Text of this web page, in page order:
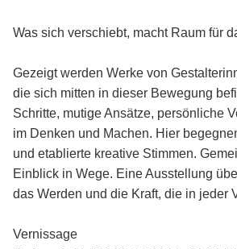
Was sich verschiebt, macht Raum für
Gezeigt werden Werke von
die sich mitten in dieser Bewegung
Schritte, mutige Ansätze, persönliche
im Denken und Machen. Hier
und etablierte kreative Stimmen.
Einblick in Wege. Eine Ausstellung
das Werden und die Kraft, die in jeder
Vernissage